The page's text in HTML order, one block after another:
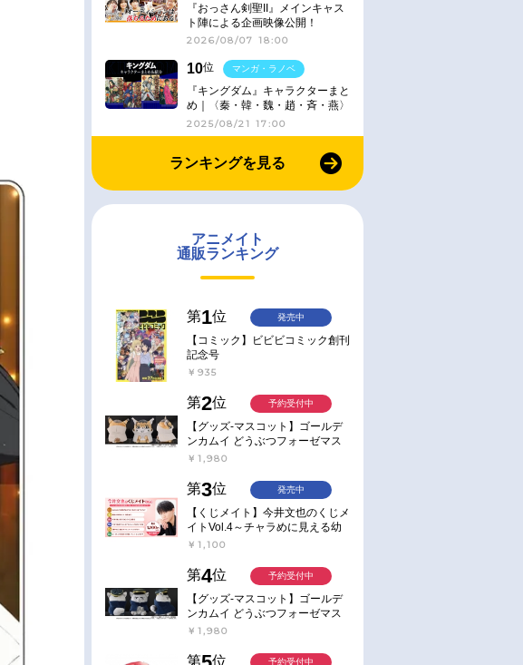
『おっさん剣聖II』メインキャス
ト陣による企画映像公開！
2026/08/07 18:00
10位
『キングダム』キャラクターまと
め｜〈秦・韓・魏・趙・斉・燕〉
2025/08/21 17:00
マンガ・ラノベ
ランキングを見る
アニメイト
通販ランキング
第1位
【コミック】ビビビコミック創刊
記念号
￥935
発売中
第2位
【グッズ-マスコット】ゴールデ
ンカムイ どうぶつフォーゼマス
コット 4.尾形百之助【再販】
￥1,980
予約受付中
第3位
【くじメイト】今井文也のくじメ
イトVol.4～チャラめに見える幼
馴染、実は一途で独占欲が強いん
￥1,100
発売中
第4位
【グッズ-マスコット】ゴールデ
ンカムイ どうぶつフォーゼマス
コット 5.月島軍曹【再販】
￥1,980
予約受付中
第 位 予約受付中